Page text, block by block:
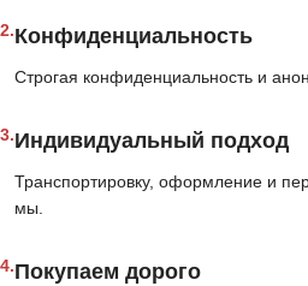
2.Конфиденциальность
Строгая конфиденциальность и
3.Индивидуальный подход
Транспортировку, оформление и
мы.
4.Покупаем дорого